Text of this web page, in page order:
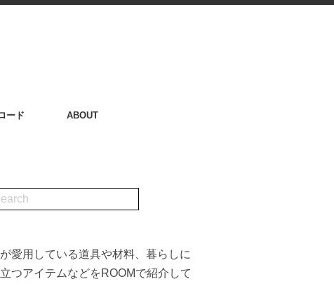
ード ABOUT
愛用している道具や材料、暮らしに
つアイテムなどをROOMで紹介して